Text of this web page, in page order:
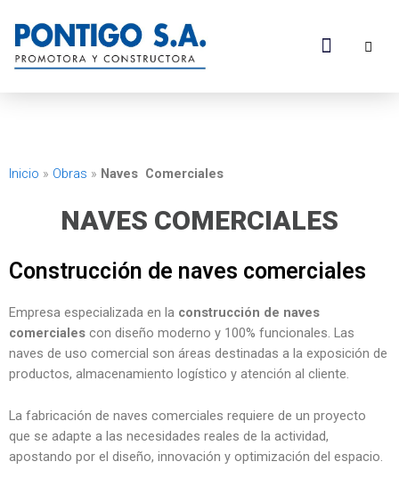
contenido
Menú
Inicio » Obras » Naves Comerciales
NAVES COMERCIALES
Construcción de naves comerciales
Empresa especializada en la construcción de naves
comerciales con diseño moderno y 100% funcionales. Las
naves de uso comercial son áreas destinadas a la exposición de
productos, almacenamiento logístico y atención al cliente.
La fabricación de naves comerciales requiere de un proyecto
que se adapte a las necesidades reales de la actividad,
apostando por el diseño, innovación y optimización del espacio.